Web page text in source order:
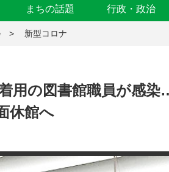
まちの話題 行政・政治
新型コロナ
用の図書館職員が感
休館へ